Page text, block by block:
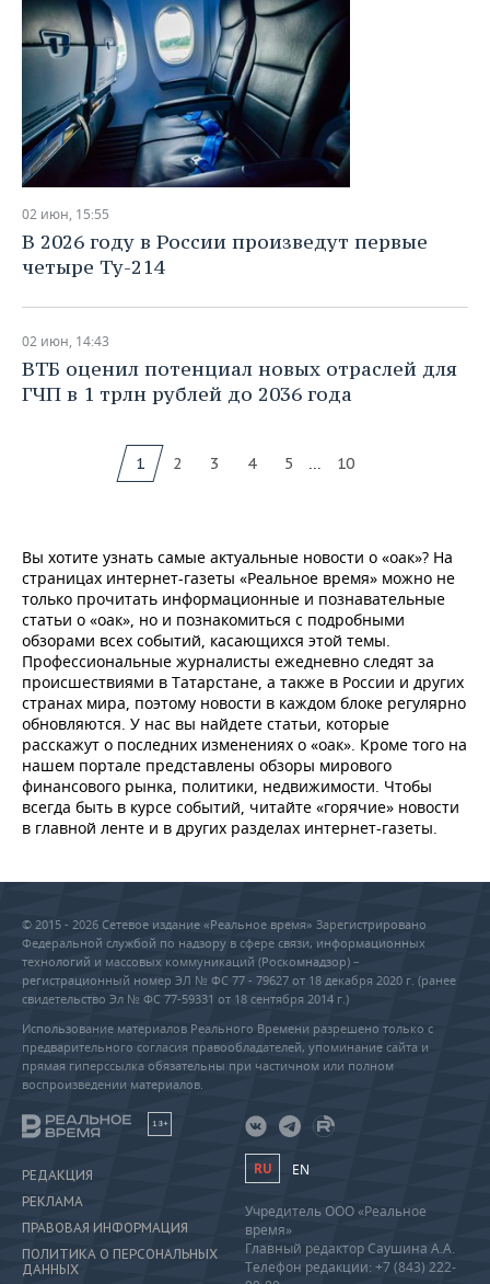
02 июн, 15:55
В 2026 году в России произведут первые
четыре Ту-214
02 июн, 14:43
ВТБ оценил потенциал новых отраслей для
ГЧП в 1 трлн рублей до 2036 года
1 2 3 4 5 ... 10
Вы хотите узнать самые актуальные новости о «оак»? На
страницах интернет-газеты «Реальное время» можно не
только прочитать информационные и познавательные
статьи о «оак», но и познакомиться с подробными
обзорами всех событий, касающихся этой темы.
Профессиональные журналисты ежедневно следят за
происшествиями в Татарстане, а также в России и других
странах мира, поэтому новости в каждом блоке регулярно
обновляются. У нас вы найдете статьи, которые
расскажут о последних изменениях о «оак». Кроме того на
нашем портале представлены обзоры мирового
финансового рынка, политики, недвижимости. Чтобы
всегда быть в курсе событий, читайте «горячие» новости
в главной ленте и в других разделах интернет-газеты.
© 2015 - 2026 Сетевое издание «Реальное время» Зарегистрировано
Федеральной службой по надзору в сфере связи, информационных
технологий и массовых коммуникаций (Роскомнадзор) –
регистрационный номер ЭЛ № ФС 77 - 79627 от 18 декабря 2020 г. (ранее
свидетельство Эл № ФС 77-59331 от 18 сентября 2014 г.)
Использование материалов Реального Времени разрешено только с
предварительного согласия правообладателей, упоминание сайта и
прямая гиперссылка обязательны при частичном или полном
воспроизведении материалов.
18+
РЕДАКЦИЯ
РЕКЛАМА
ПРАВОВАЯ ИНФОРМАЦИЯ
ПОЛИТИКА О ПЕРСОНАЛЬНЫХ
ДАННЫХ
RU EN
Учредитель ООО «Реальное
время»
Главный редактор Саушина А.А.
Телефон редакции: +7 (843) 222-